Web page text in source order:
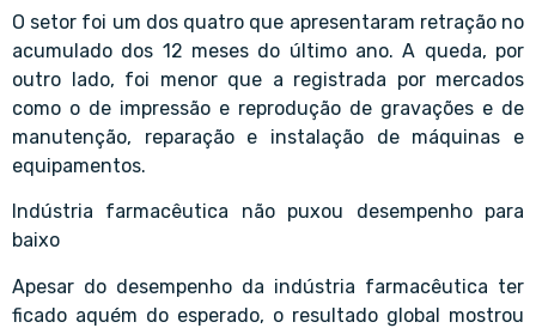
O setor foi um dos quatro que apresentaram retração no
acumulado dos 12 meses do último ano. A queda, por
outro lado, foi menor que a registrada por mercados
como o de impressão e reprodução de gravações e de
manutenção, reparação e instalação de máquinas e
equipamentos.
Indústria farmacêutica não puxou desempenho para
baixo
Apesar do desempenho da indústria farmacêutica ter
ficado aquém do esperado, o resultado global mostrou